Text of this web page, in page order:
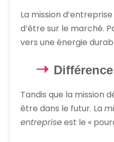
La mission
d’être sur le marché.
vers une énergie
Tandis que la mission
être dans le futur. La
entrepriseest le «